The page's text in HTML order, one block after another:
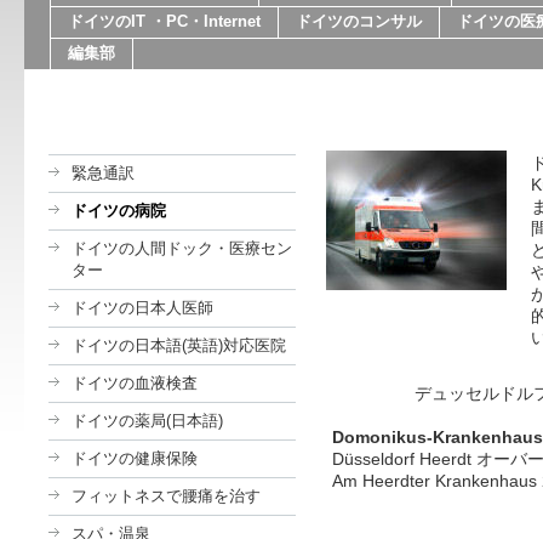
ドイツのIT ・PC・Internet
ドイツのコンサル
ドイツの医
編集部
緊急通訳
ドイツの病院
ドイツの人間ドック・医療セン
ター
ドイツの日本人医師
ドイツの日本語(英語)対応医院
ドイツの血液検査
ドイツの薬局(日本語)
ドイツの健康保険
フィットネスで腰痛を治す
スパ・温泉
デュッセルドルフ
Domonikus-Krankenhaus
Düsseldorf Heerdt オーバ
Am Heerdter